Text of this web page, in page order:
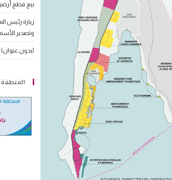
بيع قطع
زيارة رئيس
وتصدير
(بدون عنوان)
المنطقة